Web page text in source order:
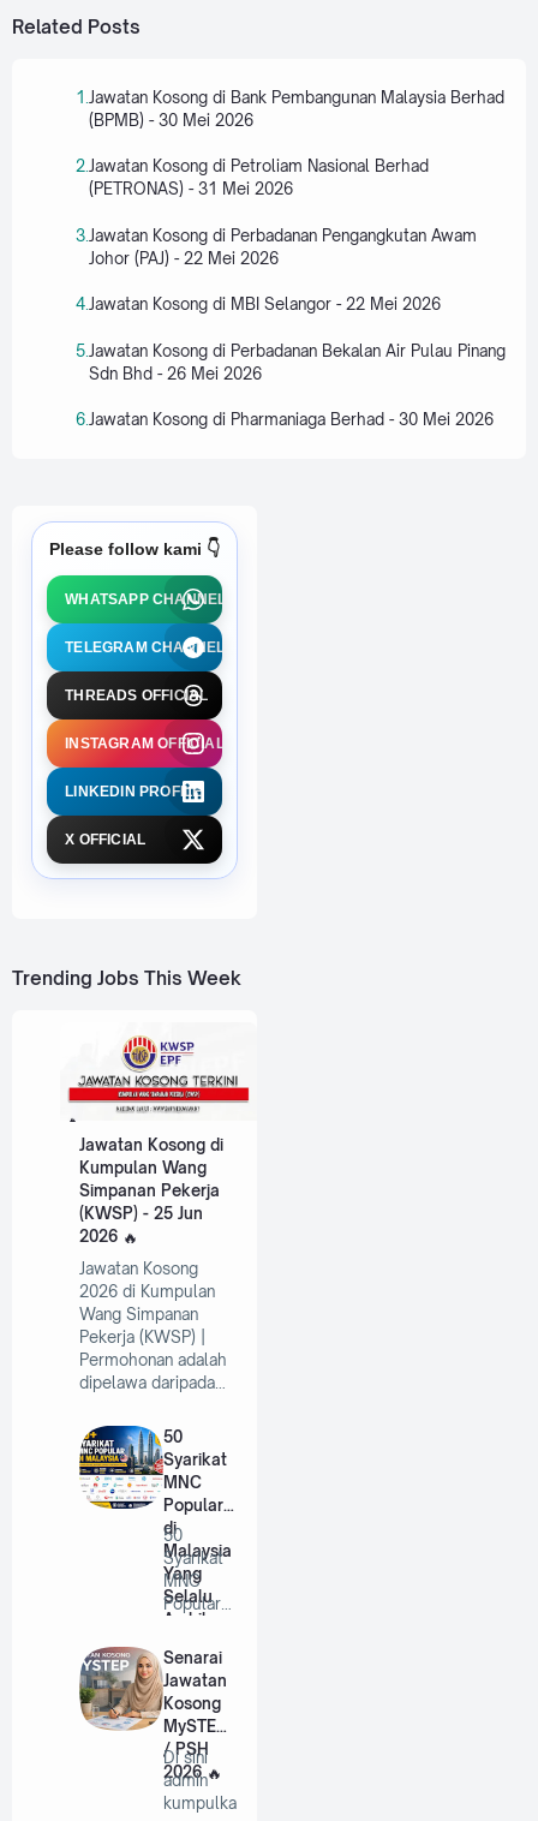
Related Posts
Jawatan Kosong di Bank Pembangunan Malaysia Berhad
(BPMB) - 30 Mei 2026
Jawatan Kosong di Petroliam Nasional Berhad
(PETRONAS) - 31 Mei 2026
Jawatan Kosong di Perbadanan Pengangkutan Awam
Johor (PAJ) - 22 Mei 2026
Jawatan Kosong di MBI Selangor - 22 Mei 2026
Jawatan Kosong di Perbadanan Bekalan Air Pulau Pinang
Sdn Bhd - 26 Mei 2026
Jawatan Kosong di Pharmaniaga Berhad - 30 Mei 2026
Please follow kami 👇
WHATSAPP CHANNEL
TELEGRAM CHANNEL
THREADS OFFICIAL
INSTAGRAM OFFICIAL
LINKEDIN PROFILE
X OFFICIAL
Trending Jobs This Week
Jawatan Kosong di
Kumpulan Wang
Simpanan Pekerja
(KWSP) - 25 Jun
2026
Jawatan Kosong
2026 di Kumpulan
Wang Simpanan
Pekerja (KWSP) |
Permohonan adalah
dipelawa daripada…
50
Syarikat
MNC
Popular
di
Malaysia
Yang
Selalu
Ambil
Tahun
2026
50
Syarikat
MNC
Popular
Malaysia
Yang
Selalu
A…
Senarai
Jawatan
Kosong
MySTEP
/ PSH
2026
Di sini
admin
kumpulka